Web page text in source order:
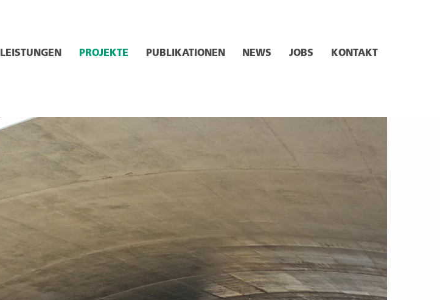
LEISTUNGEN PROJEKTE PUBLIKATIONEN NEWS JOBS KONTAKT